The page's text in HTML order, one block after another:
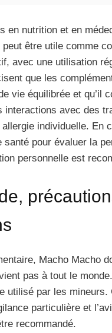
en nutrition et en
être utile comme
avec une utilisation
que les
vie équilibrée et qu’il
interactions avec des
individuelle. En
pour évaluer la
personnelle est
Macho Macho
pas à tout le
utilisé par les mineurs.
particulière et
recommandé.